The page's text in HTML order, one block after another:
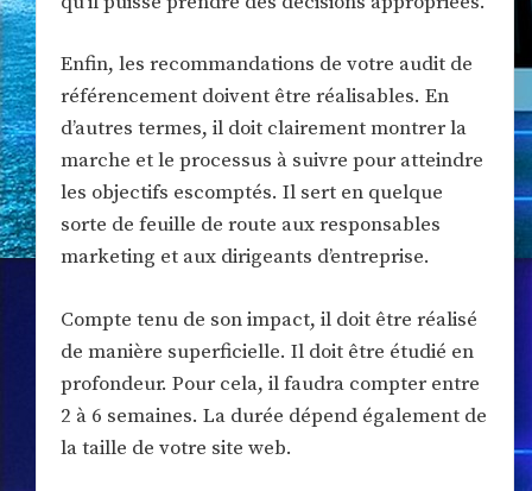
Enfin, les recommandations de votre audit de
référencement doivent être réalisables. En
d’autres termes, il doit clairement montrer la
marche et le processus à suivre pour atteindre
les objectifs escomptés. Il sert en quelque
sorte de feuille de route aux responsables
marketing et aux dirigeants d’entreprise.
Compte tenu de son impact, il doit être réalisé
de manière superficielle. Il doit être étudié en
profondeur. Pour cela, il faudra compter entre
2 à 6 semaines. La durée dépend également de
la taille de votre site web.